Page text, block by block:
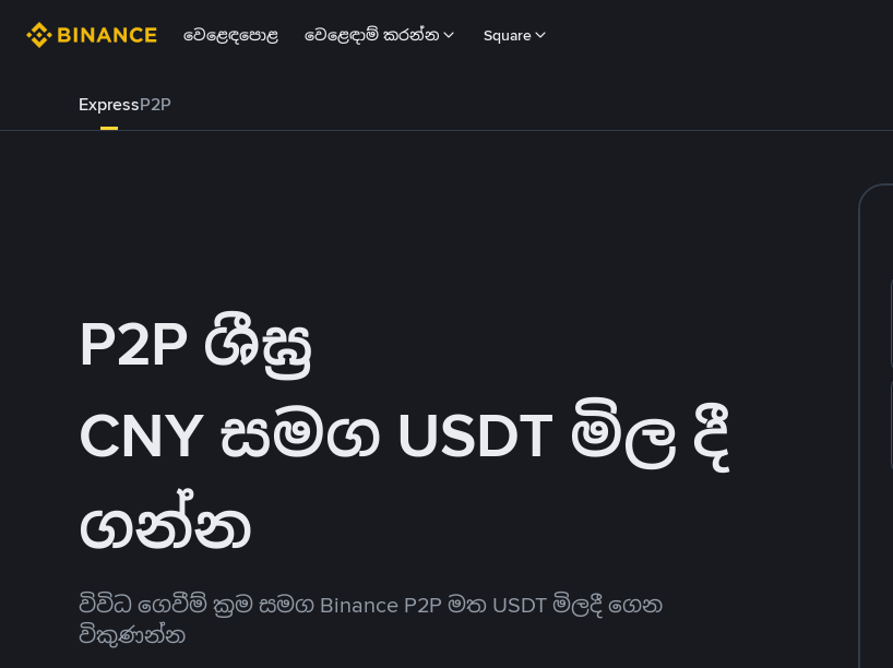
වෙළෙඳපොළ වෙළෙඳාම් කරන්න Square
ExpressP2P
P2P ශීඝ්‍ර
CNY සමග USDT මිල දී
ගන්න
විවිධ ගෙවීම් ක්‍රම සමග Binance P2P මත USDT මිලදී ගෙන
විකුණන්න